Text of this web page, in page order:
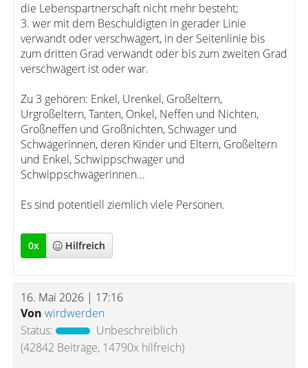
die Lebenspartnerschaft nicht mehr besteht;
3. wer mit dem Beschuldigten in gerader Linie
verwandt oder verschwägert, in der Seitenlinie bis
zum dritten Grad verwandt oder bis zum zweiten Grad
verschwägert ist oder war.
Zu 3 gehören: Enkel, Urenkel, Großeltern,
Urgroßeltern, Tanten, Onkel, Neffen und Nichten,
Großneffen und Großnichten, Schwager und
Schwägerinnen, deren Kinder und Eltern, Großeltern
und Enkel, Schwippschwager und
Schwippschwägerinnen...
Es sind potentiell ziemlich viele Personen.
0x Hilfreich
16. Mai 2026 | 17:16
Von wirdwerden
Status:
Unbeschreiblich
(42842 Beiträge, 14790x hilfreich)